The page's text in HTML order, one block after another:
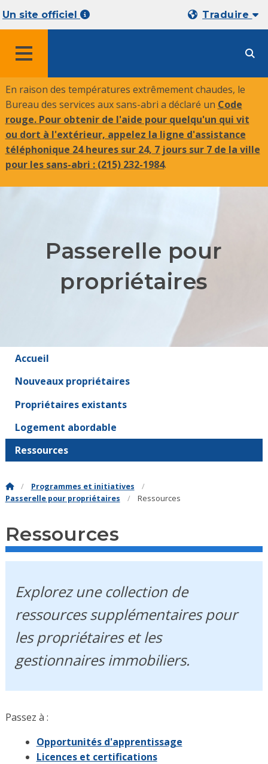
Un site officiel Traduire
En raison des températures extrêmement chaudes, le
Bureau des services aux sans-abri a déclaré un Code
rouge. Pour obtenir de l'aide pour quelqu'un qui vit
ou dort à l'extérieur, appelez la ligne d'assistance
téléphonique 24 heures sur 24, 7 jours sur 7 de la ville
pour les sans-abri : (215) 232-1984.
Passerelle pour
propriétaires
Accueil
Nouveaux propriétaires
Propriétaires existants
Logement abordable
Ressources
Programmes et initiatives
Passerelle pour propriétaires
Ressources
Ressources
Explorez une collection de
ressources supplémentaires pour
les propriétaires et les
gestionnaires immobiliers.
Passez à :
Opportunités d'apprentissage
Licences et certifications